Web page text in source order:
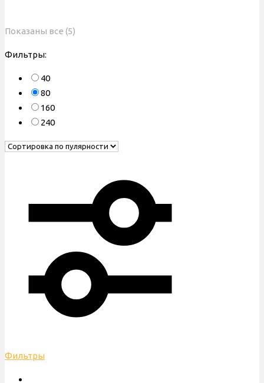
Показаны все (5)
Фильтры:
40
80
160
240
Фильтры